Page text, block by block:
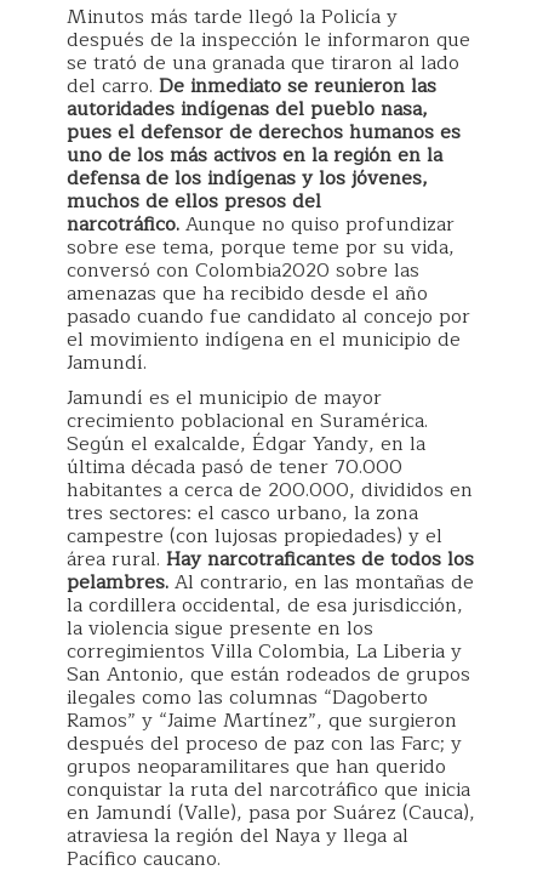
Minutos más tarde llegó la Policía y
después de la inspección le informaron que
se trató de una granada que tiraron al lado
del carro. De inmediato se reunieron las
autoridades indígenas del pueblo nasa,
pues el defensor de derechos humanos es
uno de los más activos en la región en la
defensa de los indígenas y los jóvenes,
muchos de ellos presos del
narcotráfico.Aunque no quiso profundizar
sobre ese tema, porque teme por su vida,
conversó con Colombia2020 sobre las
amenazas que ha recibido desde el año
pasado cuando fue candidato al concejo por
el movimiento indígena en el municipio de
Jamundí.
Jamundí es el municipio de mayor
crecimiento poblacional en Suramérica.
Según el exalcalde, Édgar Yandy, en la
última década pasó de tener 70.000
habitantes a cerca de 200.000, divididos en
tres sectores: el casco urbano, la zona
campestre (con lujosas propiedades) y el
área rural. Hay narcotraficantes de todos los
pelambres.Al contrario, en las montañas de
la cordillera occidental, de esa jurisdicción,
la violencia sigue presente en los
corregimientos Villa Colombia, La Liberia y
San Antonio, que están rodeados de grupos
ilegales como las columnas “Dagoberto
Ramos” y “Jaime Martínez”, que surgieron
después del proceso de paz con las Farc; y
grupos neoparamilitares que han querido
conquistar la ruta del narcotráfico que inicia
en Jamundí (Valle), pasa por Suárez (Cauca),
atraviesa la región del Naya y llega al
Pacífico caucano.